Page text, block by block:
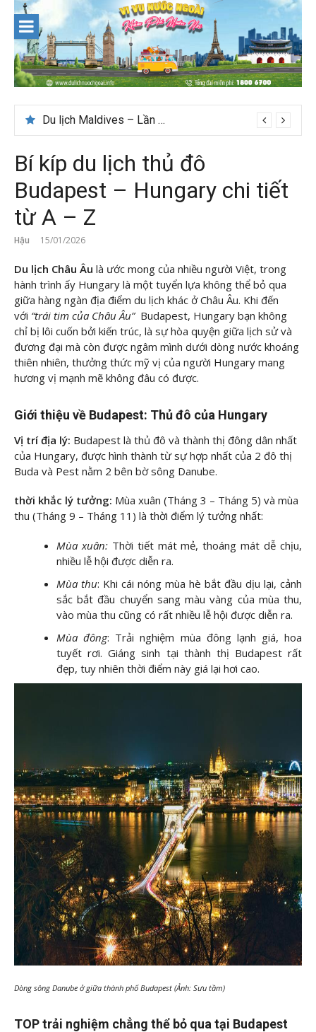
content
Nên du lịch ở đâu ” giá tốt” dịp lễ quốc khánh 2/9
Bí kíp du lịch thủ đô
Budapest – Hungary chi tiết
từ A – Z
Hậu 15/01/2026
Du lịch Châu Âu là ước mong của nhiều người Việt, trong
hành trình ấy Hungary là một tuyển lựa không thể bỏ qua
giữa hàng ngàn địa điểm du lịch khác ở Châu Âu. Khi đến
với “trái tim của Châu Âu”Budapest, Hungary bạn không
chỉ bị lôi cuốn bởi kiến trúc, là sự hòa quyện giữa lịch sử và
đương đại mà còn được ngâm mình dưới dòng nước khoáng
thiên nhiên, thưởng thức mỹ vị của người Hungary mang
hương vị mạnh mẽ không đâu có được.
Giới thiệu về Budapest: Thủ đô của Hungary
Vị trí địa lý: Budapest là thủ đô và thành thị đông dân nhất
của Hungary, được hình thành từ sự hợp nhất của 2 đô thị
Buda và Pest nằm 2 bên bờ sông Danube.
thời khắc lý tưởng: Mùa xuân (Tháng 3 – Tháng 5) và mùa
thu (Tháng 9 – Tháng 11) là thời điểm lý tưởng nhất:
Mùa xuân: Thời tiết mát mẻ, thoáng mát dễ chịu,
nhiều lễ hội được diễn ra.
Mùa thu: Khi cái nóng mùa hè bắt đầu dịu lại, cảnh
sắc bắt đầu chuyển sang màu vàng của mùa thu,
vào mùa thu cũng có rất nhiều lễ hội được diễn ra.
Mùa đông: Trải nghiệm mùa đông lạnh giá, hoa
tuyết rơi. Giáng sinh tại thành thị Budapest rất
đẹp, tuy nhiên thời điểm này giá lại hơi cao.
Dòng sông Danube ở giữa thành phố Budapest (Ảnh: Sưu tầm)
TOP trải nghiệm chẳng thể bỏ qua tại Budapest